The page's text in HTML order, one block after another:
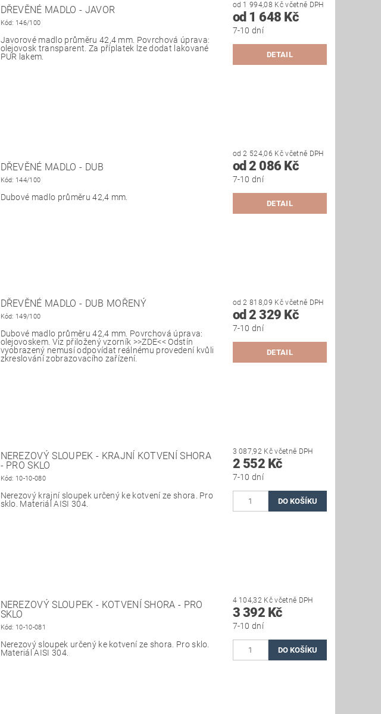
DŘEVĚNÉ MADLO - JAVOR
Kód: 146/100
Javorové madlo průměru 42,4 mm. Povrchová úprava:
olejovosk transparent. Za příplatek lze dodat lakované
PUR lakem.
od 1 994,08 Kč včetně DPH
od 1 648 Kč
7-10 dní
DETAIL
DŘEVĚNÉ MADLO - DUB
Kód: 144/100
Dubové madlo průměru 42,4 mm.
od 2 524,06 Kč včetně DPH
od 2 086 Kč
7-10 dní
DETAIL
DŘEVĚNÉ MADLO - DUB MOŘENÝ
Kód: 149/100
Dubové madlo průměru 42,4 mm. Povrchová úprava:
olejovoskem. Viz přiložený vzorník >>ZDE<< Odstín
vyobrazený nemusí odpovídat reálnému provedení kvůli
zkreslování zobrazovacího zařízení.
od 2 818,09 Kč včetně DPH
od 2 329 Kč
7-10 dní
DETAIL
NEREZOVÝ SLOUPEK - KRAJNÍ KOTVENÍ SHORA
- PRO SKLO
Kód: 10-10-080
Nerezový krajní sloupek určený ke kotvení ze shora. Pro
sklo. Materiál AISI 304.
3 087,92 Kč včetně DPH
2 552 Kč
7-10 dní
NEREZOVÝ SLOUPEK - KOTVENÍ SHORA - PRO
SKLO
Kód: 10-10-081
Nerezový sloupek určený ke kotvení ze shora. Pro sklo.
Materiál AISI 304.
4 104,32 Kč včetně DPH
3 392 Kč
7-10 dní